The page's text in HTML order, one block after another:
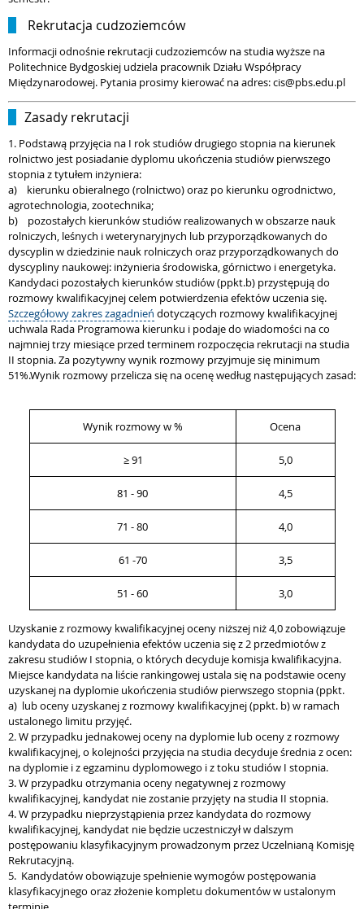
Rekrutacja cudzoziemców
Informacji odnośnie rekrutacji cudzoziemców na studia wyższe na
Politechnice Bydgoskiej udziela pracownik Działu Współpracy
Międzynarodowej. Pytania prosimy kierować na adres: cis@pbs.edu.pl
Zasady rekrutacji
1. Podstawą przyjęcia na I rok studiów drugiego stopnia na kierunek
rolnictwo jest posiadanie dyplomu ukończenia studiów pierwszego
stopnia z tytułem inżyniera:
a) kierunku obieralnego (rolnictwo) oraz po kierunku ogrodnictwo,
agrotechnologia, zootechnika;
b) pozostałych kierunków studiów realizowanych w obszarze nauk
rolniczych, leśnych i weterynaryjnych lub przyporządkowanych do
dyscyplin w dziedzinie nauk rolniczych oraz przyporządkowanych do
dyscypliny naukowej: inżynieria środowiska, górnictwo i energetyka.
Kandydaci pozostałych kierunków studiów (ppkt.b) przystępują do
rozmowy kwalifikacyjnej celem potwierdzenia efektów uczenia się.
Szczegółowy zakres zagadnień dotyczących rozmowy kwalifikacyjnej
uchwala Rada Programowa kierunku i podaje do wiadomości na co
najmniej trzy miesiące przed terminem rozpoczęcia rekrutacji na studia
II stopnia. Za pozytywny wynik rozmowy przyjmuje się minimum
51%.Wynik rozmowy przelicza się na ocenę według następujących zasad:
Wynik rozmowy w % Ocena
≥ 91 5,0
81 - 90 4,5
71 - 80 4,0
61 -70 3,5
51 - 60 3,0
Uzyskanie z rozmowy kwalifikacyjnej oceny niższej niż 4,0 zobowiązuje
kandydata do uzupełnienia efektów uczenia się z 2 przedmiotów z
zakresu studiów I stopnia, o których decyduje komisja kwalifikacyjna.
Miejsce kandydata na liście rankingowej ustala się na podstawie oceny
uzyskanej na dyplomie ukończenia studiów pierwszego stopnia (ppkt.
a) lub oceny uzyskanej z rozmowy kwalifikacyjnej (ppkt. b) w ramach
ustalonego limitu przyjęć.
2. W przypadku jednakowej oceny na dyplomie lub oceny z rozmowy
kwalifikacyjnej, o kolejności przyjęcia na studia decyduje średnia z ocen:
na dyplomie i z egzaminu dyplomowego i z toku studiów I stopnia.
3. W przypadku otrzymania oceny negatywnej z rozmowy
kwalifikacyjnej, kandydat nie zostanie przyjęty na studia II stopnia.
4. W przypadku nieprzystąpienia przez kandydata do rozmowy
kwalifikacyjnej, kandydat nie będzie uczestniczył w dalszym
postępowaniu klasyfikacyjnym prowadzonym przez Uczelnianą Komisję
Rekrutacyjną.
5. Kandydatów obowiązuje spełnienie wymogów postępowania
klasyfikacyjnego oraz złożenie kompletu dokumentów w ustalonym